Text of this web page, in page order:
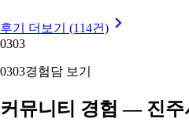
후기 더보기 (114건)
0303
0303경험담 보기
커뮤니티 경험 — 진주